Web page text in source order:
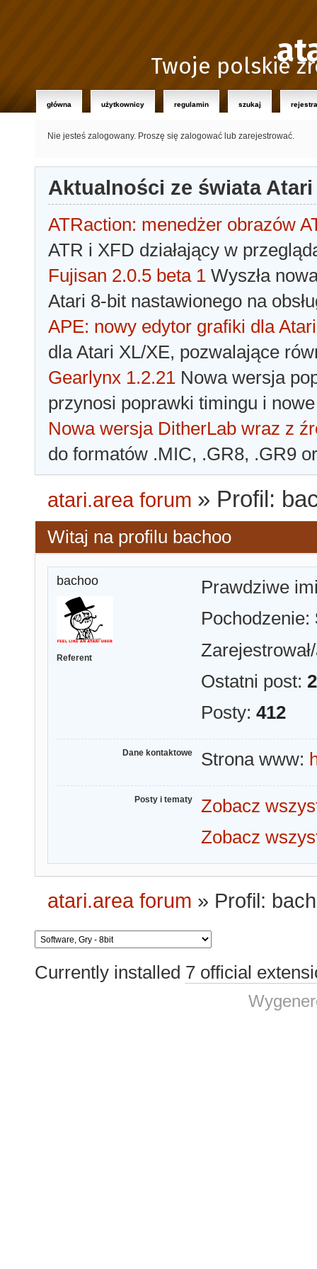
Twoje polskie
główna użytkownicy regulamin szukaj
Nie jesteś zalogowany. Proszę się zalogować lub zarejestrować.
Aktualności ze świata Atari
ATRaction: menedżer obrazów
ATR i XFD działający w
Fujisan 2.0.5 beta 1 Wyszła
Atari 8-bit nastawionego na
APE: nowy edytor grafiki dla Atari
dla Atari XL/XE, pozwalające
Gearlynx 1.2.21 Nowa wersja
przynosi poprawki timingu i
Nowa wersja DitherLab wraz z
do formatów .MIC, .GR8, .GR9
atari.area forum » Profil:
Witaj na profilu bachoo
bachoo
Referent
Prawdziwe
Pochodzenie:
Ostatni post:
Posty: 412
Dane kontaktowe Strona www:
Posty i tematy
Zobacz
Zobacz
atari.area forum » Profil:
Currently installed 7 official